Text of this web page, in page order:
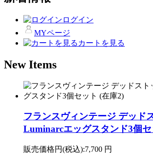
ログイン
MYページ
カートを見る
New Items
フランスヴィンテージ デッド
Luminarcエッグスタンド3個
販売価格円(税込):7,700 円